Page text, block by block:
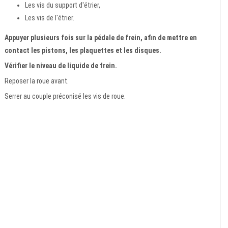
Les vis du support d'étrier,
Les vis de l'étrier.
Appuyer plusieurs fois sur la pédale de frein, afin de mettre en
contact les pistons, les plaquettes et les disques.
Vérifier le niveau de liquide de frein.
Reposer la roue avant.
Serrer au couple préconisé les vis de roue.